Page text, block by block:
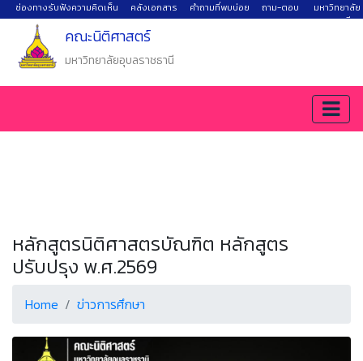
ช่องทางรับฟังความคิดเห็น คลังเอกสาร คำถามที่พบบ่อย ถาม-ตอบ
มหาวิทยาลัย
อุบลราชธานี
คณะนิติศาสตร์
มหาวิทยาลัยอุบลราชธานี
หลักสูตรนิติศาสตรบัณฑิต หลักสูตร
ปรับปรุง พ.ศ.2569
Home ข่าวการศึกษา